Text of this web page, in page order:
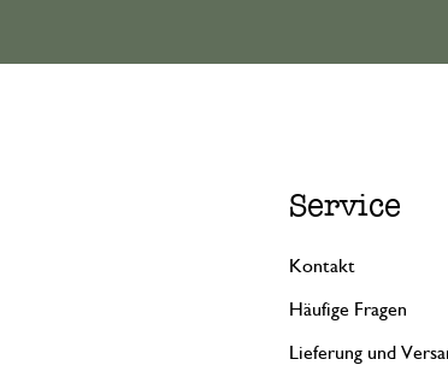
Service
Kontakt
Häufige Fragen
Lieferung und